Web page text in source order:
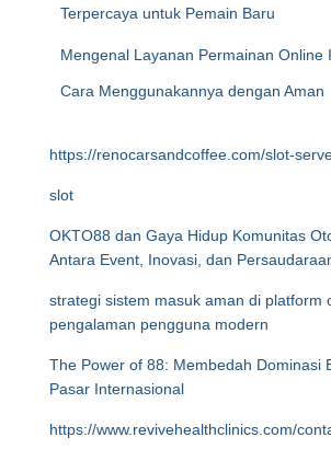
Terpercaya untuk Pemain Baru
Mengenal Layanan Permainan Online
Cara Menggunakannya dengan Aman
https://renocarsandcoffee.com/slot-
slot
OKTO88 dan Gaya Hidup Komunitas
Antara Event, Inovasi, dan
strategi sistem masuk aman di platform
pengalaman pengguna modern
The Power of 88: Membedah Dominasi
Pasar Internasional
https://www.revivehealthclinics.com/